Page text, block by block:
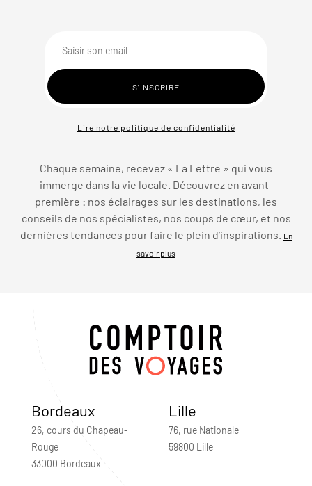
Lire notre politique de confidentialité
Chaque semaine, recevez « La Lettre » qui vous
immerge dans la vie locale. Découvrez en avant-
première : nos éclairages sur les destinations, les
conseils de nos spécialistes, nos coups de cœur, et nos
dernières tendances pour faire le plein d’inspirations.
En
savoir plus
Bordeaux
26, cours du Chapeau-
Rouge
33000 Bordeaux
Lille
76, rue Nationale
59800 Lille